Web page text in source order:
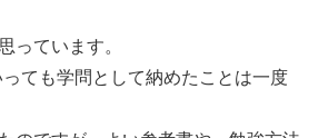
っています。
ても学問として納めたことは一度